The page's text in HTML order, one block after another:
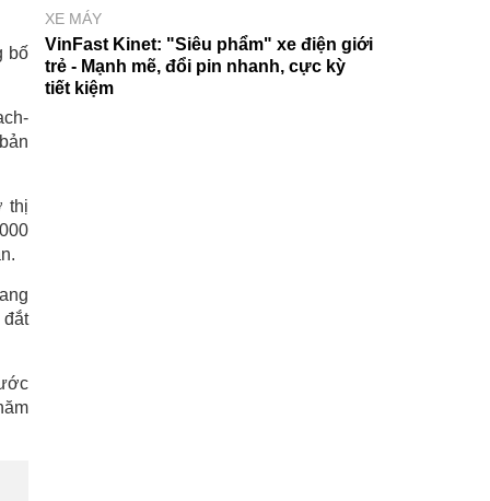
bố
thị
đắt
XE MÁY
VinFast Kinet: "Siêu phẩm" xe điện giới
trẻ - Mạnh mẽ, đổi pin nhanh, cực kỳ
tiết kiệm